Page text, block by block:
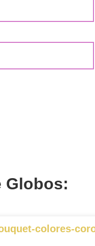
Globos: